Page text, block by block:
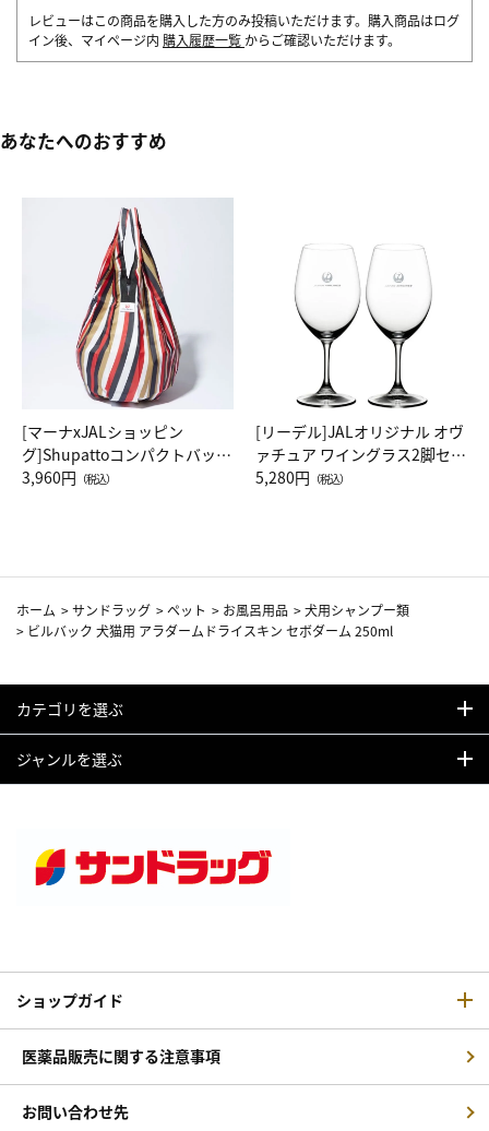
レビューはこの商品を購入した方のみ投稿いただけます。購入商品はログ
イン後、マイページ内 購入履歴一覧 からご確認いただけます。
あなたへのおすすめ
[マーナxJALショッピン
グ]Shupattoコンパクトバッグ
Drop JAL客室乗務員（LC）ス
3,960円 （税込）
[リーデル]JALオリジナル オヴ
ァチュア ワイングラス2脚セッ
ト（レッドワイン）
5,280円 （税込）
ホーム >サンドラッグ >ペット > お風呂用品 >犬用シャンプー類
> ビルバック 犬猫用 アラダームドライスキン セボダーム 250ml
カテゴリを選ぶ
ジャンルを選ぶ
ショップガイド
医薬品販売に関する注意事項
お問い合わせ先